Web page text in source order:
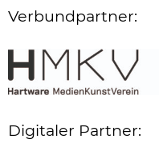
Verbundpartner:
Digitaler Partner: